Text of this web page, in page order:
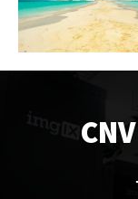
CNV